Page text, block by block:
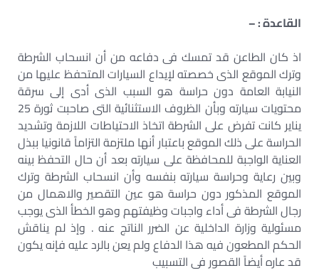
القاعدة : –
اذ كان الطاعن قد تمسك فى دفاعه من أن انسحاب الشرطة
وترك الموقع الذى خصصته لإيداع السيارات المتحفظ عليها من
النيابة العامة دون حراسة هو السبب الذى أدى إلى سرقة
محتويات سيارته وبأن الظروف الاستثنائية التى صاحبت ثورة 25
يناير كانت تفرض على الشرطة اتخاذ الاحتياطات اللازمة وتشديد
الحراسة على ذلك الموقع باعتبار أنها ملتزمة التزاماً قانونيا ببذل
العناية الواجبة للمحافظة على سيارته بعد أن حال التحفظ بينه
وبين رعاية وحراسة سيارته بنفسه وأن انسحاب الشرطة وترك
الموقع المذكور دون حراسة هو عين التقصير والاهمال من
رجال الشرطة فى أداء واجبات وظيفتهم وهو الخطأ الذى يوجب
مسئولية وزارة الداخلية عن الضرر الناتج عنه . وإذ لم يناقش
الحكم المطعون فيه هذا الدفاع ولم يعن بالرد عليه فإنه يكون
قد عاره أيضاً القصور فى التسبيب